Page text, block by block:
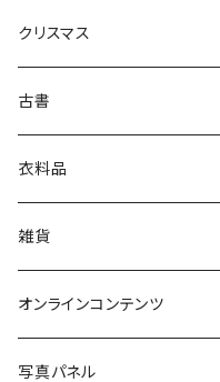
芸術・絵画・写真
絵本・児童書
娯楽・エンターテインメント
クリスマス
古書
古書セット
美術
衣料品
POLEWARDS
Tシャツ
雑貨
バッグ
ブックカバー
オンラインコンテンツ
冒険クロストーク
写真パネル